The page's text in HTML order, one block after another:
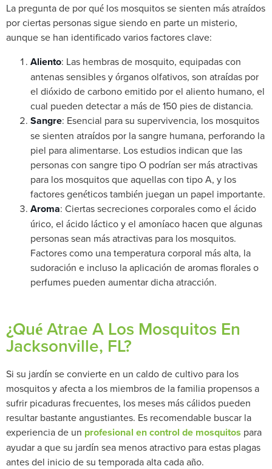
La pregunta de por qué los mosquitos se sienten más atraídos
por ciertas personas sigue siendo en parte un misterio,
aunque se han identificado varios factores clave:
Aliento: Las hembras de mosquito, equipadas con
antenas sensibles y órganos olfativos, son atraídas por
el dióxido de carbono emitido por el aliento humano, el
cual pueden detectar a más de 150 pies de distancia.
Sangre: Esencial para su supervivencia, los mosquitos
se sienten atraídos por la sangre humana, perforando la
piel para alimentarse. Los estudios indican que las
personas con sangre tipo O podrían ser más atractivas
para los mosquitos que aquellas con tipo A, y los
factores genéticos también juegan un papel importante.
Aroma: Ciertas secreciones corporales como el ácido
úrico, el ácido láctico y el amoníaco hacen que algunas
personas sean más atractivas para los mosquitos.
Factores como una temperatura corporal más alta, la
sudoración e incluso la aplicación de aromas florales o
perfumes pueden aumentar dicha atracción.
¿Qué Atrae A Los Mosquitos En
Jacksonville, FL?
Si su jardín se convierte en un caldo de cultivo para los
mosquitos y afecta a los miembros de la familia propensos a
sufrir picaduras frecuentes, los meses más cálidos pueden
resultar bastante angustiantes. Es recomendable buscar la
experiencia de un profesional en control de mosquitos para
ayudar a que su jardín sea menos atractivo para estas plagas
antes del inicio de su temporada alta cada año.